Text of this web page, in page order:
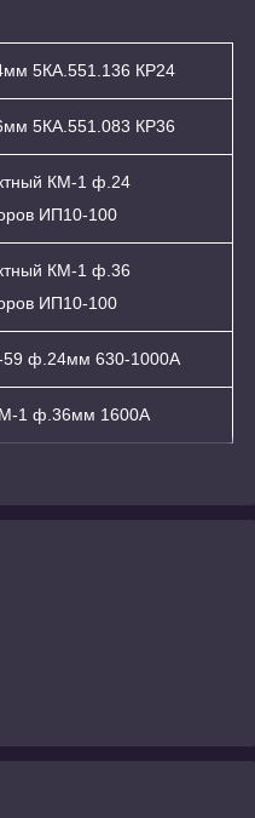
5КА.551.136 КР24
5КА.551.083 КР36
КМ-1 ф.24
ИП10-100
КМ-1 ф.36
ИП10-100
59 ф.24мм 630-1000А
1 ф.36мм 1600А